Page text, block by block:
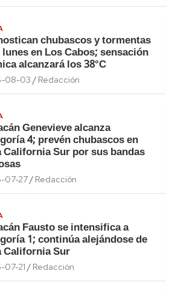
chubascos y tormentas
en Los Cabos; sensación
alcanzará los 38°C
08-03 Redacción
Genevieve alcanza
4; prevén chubascos en
California Sur por sus bandas
07-27 Redacción
Fausto se intensifica a
1; continúa alejándose de
California Sur
07-21 Redacción